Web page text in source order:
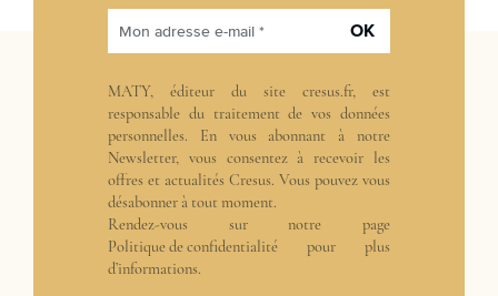
Mon adresse e-mail * OK
MATY, éditeur du site cresus.fr, est
responsable du traitement de vos données
personnelles. En vous abonnant à notre
Newsletter, vous consentez à recevoir les
offres et actualités Cresus. Vous pouvez vous
désabonner à tout moment.
Rendez-vous sur notre page
Politique de confidentialité pour plus
d’informations.